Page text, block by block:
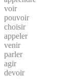
voir
pouvoir
choisir
appeler
venir
parler
agir
devoir